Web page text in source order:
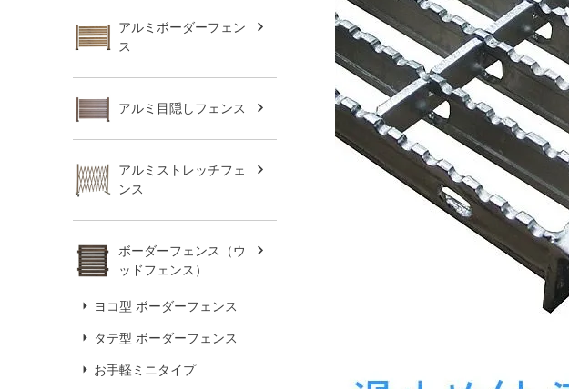
アルミボーダーフェン
ス
アルミ目隠しフェンス
アルミストレッチフェ
ンス
ボーダーフェンス（ウ
ッドフェンス）
ヨコ型 ボーダーフェンス
タテ型 ボーダーフェンス
お手軽ミニタイプ